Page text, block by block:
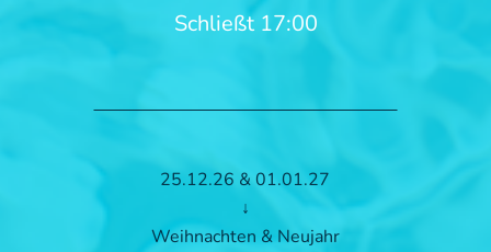
Schließt 17:00
25.12.26 & 01.01.27
↓
Weihnachten & Neujahr